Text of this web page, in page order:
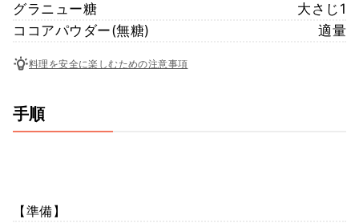
グラニュー糖
大さじ1
ココアパウダー(無糖)
適量
料理を安全に楽しむための注意事項
手順
【準備】